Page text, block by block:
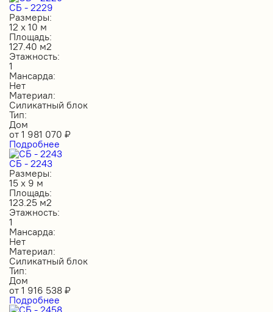
СБ - 2229
Размеры:
12 х 10 м
Площадь:
127.40 м2
Этажность:
1
Мансарда:
Нет
Материал:
Силикатный блок
Тип:
Дом
от 1 981 070 ₽
Подробнее
СБ - 2243
Размеры:
15 х 9 м
Площадь:
123.25 м2
Этажность:
1
Мансарда:
Нет
Материал:
Силикатный блок
Тип:
Дом
от 1 916 538 ₽
Подробнее